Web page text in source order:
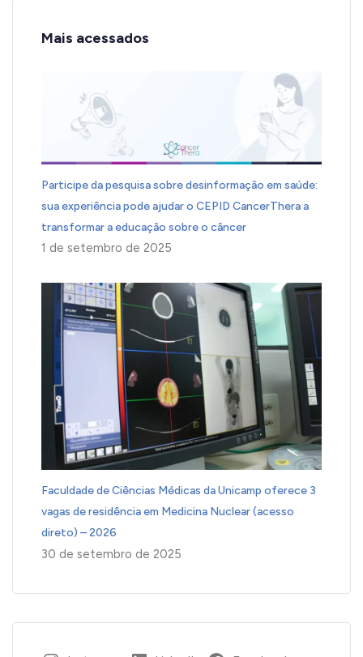
Mais acessados
Participe da pesquisa sobre desinformação em saúde:
sua experiência pode ajudar o CEPID CancerThera a
transformar a educação sobre o câncer
1 de setembro de 2025
Faculdade de Ciências Médicas da Unicamp oferece 3
vagas de residência em Medicina Nuclear (acesso
direto) – 2026
30 de setembro de 2025